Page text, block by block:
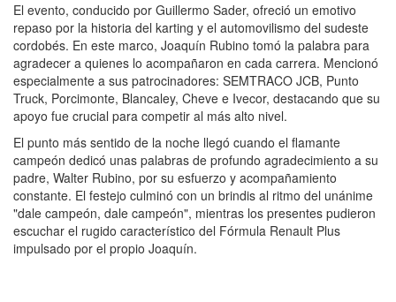
El evento, conducido por Guillermo Sader, ofreció un emotivo
repaso por la historia del karting y el automovilismo del sudeste
cordobés. En este marco, Joaquín Rubino tomó la palabra para
agradecer a quienes lo acompañaron en cada carrera. Mencionó
especialmente a sus patrocinadores: SEMTRACO JCB, Punto
Truck, Porcimonte, Blancaley, Cheve e Ivecor, destacando que su
apoyo fue crucial para competir al más alto nivel.
El punto más sentido de la noche llegó cuando el flamante
campeón dedicó unas palabras de profundo agradecimiento a su
padre, Walter Rubino, por su esfuerzo y acompañamiento
constante. El festejo culminó con un brindis al ritmo del unánime
"dale campeón, dale campeón", mientras los presentes pudieron
escuchar el rugido característico del Fórmula Renault Plus
impulsado por el propio Joaquín.